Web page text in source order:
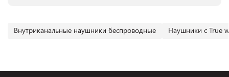
Внутриканальные наушники беспроводные Наушники с True